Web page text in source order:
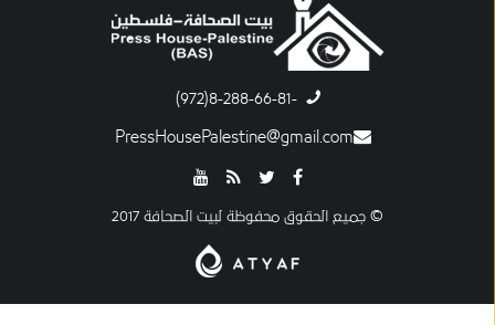
-8-288-66-81(972)
PressHousePalestine@gmail.com
© جميع الحقوق محفوظة لبيت الصحافة 2017